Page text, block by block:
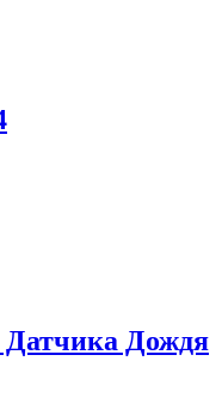
Датчика Дождя